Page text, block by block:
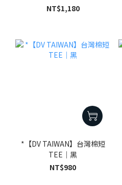
NT$1,180
*【DV TAIWAN】台灣棉短
TEE｜黑
NT$980